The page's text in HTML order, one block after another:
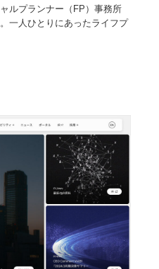
ルプランナー（FP）事務所
一人ひとりにあったライフプ